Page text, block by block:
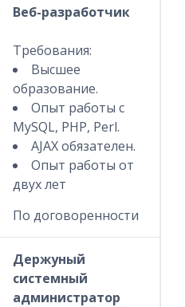
Веб-разработчик
Требования:
Высшее
образование.
Опыт работы с
MySQL, PHP, Perl.
AJAX обязателен.
Опыт работы от
двух лет
По договоренности
Держуный
системный
администратор